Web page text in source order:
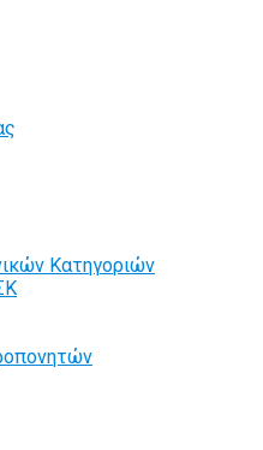
Κατηγοριών